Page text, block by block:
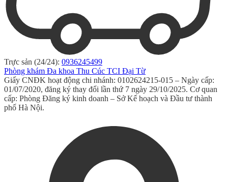
Trực sản (24/24): 0936245499
Phòng khám Đa khoa Thu Cúc TCI Đại Từ
Giấy CNĐK hoạt động chi nhánh: 0102624215-015 – Ngày cấp:
01/07/2020, đăng ký thay đổi lần thứ 7 ngày 29/10/2025. Cơ quan
cấp: Phòng Đăng ký kinh doanh – Sở Kế hoạch và Đầu tư thành
phố Hà Nội.